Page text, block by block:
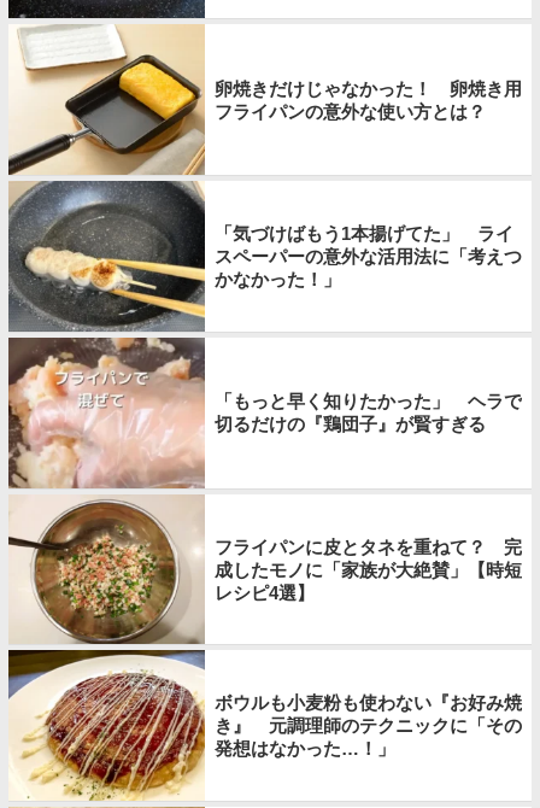
卵焼きだけじゃなかった！ 卵焼き用
フライパンの意外な使い方とは？
「気づけばもう1本揚げてた」 ライ
スペーパーの意外な活用法に「考えつ
かなかった！」
「もっと早く知りたかった」 ヘラで
切るだけの『鶏団子』が賢すぎる
フライパンに皮とタネを重ねて？ 完
成したモノに「家族が大絶賛」【時短
レシピ4選】
ボウルも小麦粉も使わない『お好み焼
き』 元調理師のテクニックに「その
発想はなかった…！」